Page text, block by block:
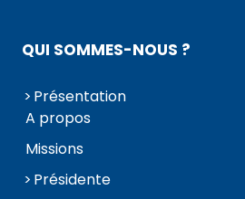
QUI SOMMES-NOUS ?
Présentation
A propos
Missions
Présidente